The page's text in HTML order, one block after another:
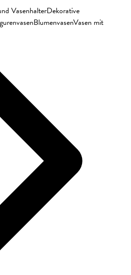
VasenhalterDekorative
BlumenvasenVasen mit